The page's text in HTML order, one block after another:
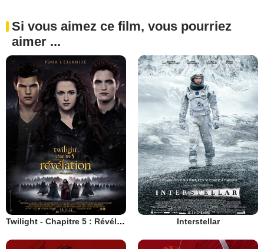
Si vous aimez ce film, vous pourriez
aimer ...
Twilight - Chapitre 5 : Révélation 2e partie Interstellar